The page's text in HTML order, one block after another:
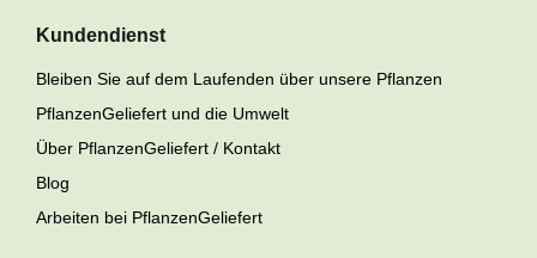
Kundendienst
Bleiben Sie auf dem Laufenden über unsere Pflanzen
PflanzenGeliefert und die Umwelt
Über PflanzenGeliefert / Kontakt
Blog
Arbeiten bei PflanzenGeliefert